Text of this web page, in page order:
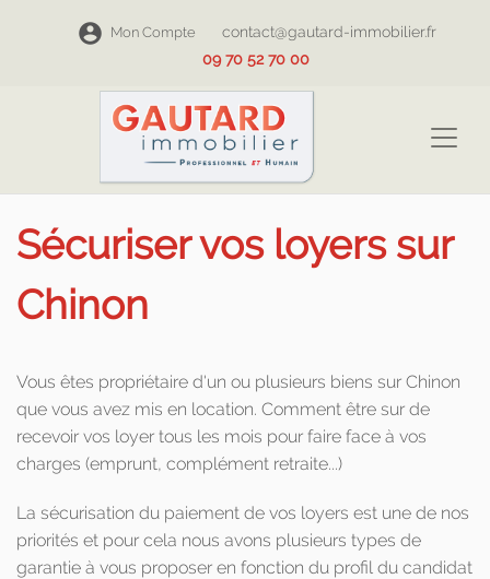
Mon Compte
contact@gautard-immobilier.fr
09 70 52 70 00
Sécuriser vos loyers sur
Chinon
Vous êtes propriétaire d'un ou plusieurs biens sur Chinon
que vous avez mis en location. Comment être sur de
recevoir vos loyer tous les mois pour faire face à vos
charges (emprunt, complément retraite...)
La sécurisation du paiement de vos loyers est une de nos
priorités et pour cela nous avons plusieurs types de
garantie à vous proposer en fonction du profil du candidat